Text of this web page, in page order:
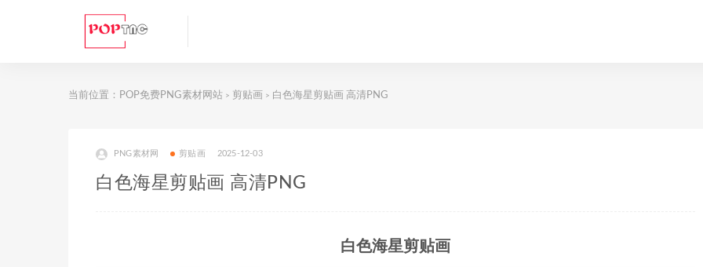
当前位置： POP免费PNG素材网站 > 剪贴画 > 白色海星剪贴画 高清PNG
PNG素材网 剪贴画 2025-12-03
白色海星剪贴画 高清PNG
白色海星剪贴画